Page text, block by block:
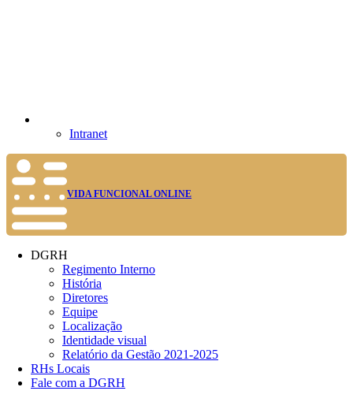
Intranet
VIDA FUNCIONAL ONLINE
DGRH
Regimento Interno
História
Diretores
Equipe
Localização
Identidade visual
Relatório da Gestão 2021-2025
RHs Locais
Fale com a DGRH